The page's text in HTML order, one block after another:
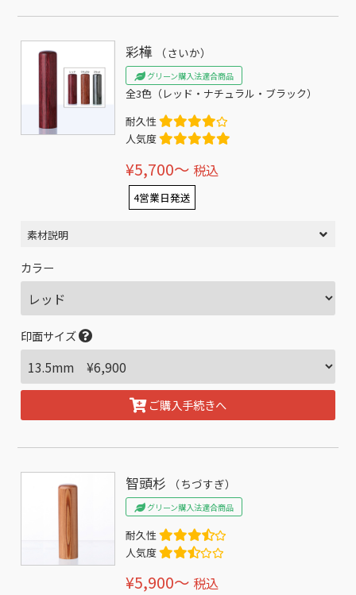
彩樺 （さいか）
グリーン購入法適合商品
全3色（レッド・ナチュラル・ブラック）
耐久性
人気度
¥5,700〜 税込
4営業日発送
素材説明
カラー
印面サイズ
ご購入手続きへ
智頭杉 （ちづすぎ）
グリーン購入法適合商品
耐久性
人気度
¥5,900〜 税込